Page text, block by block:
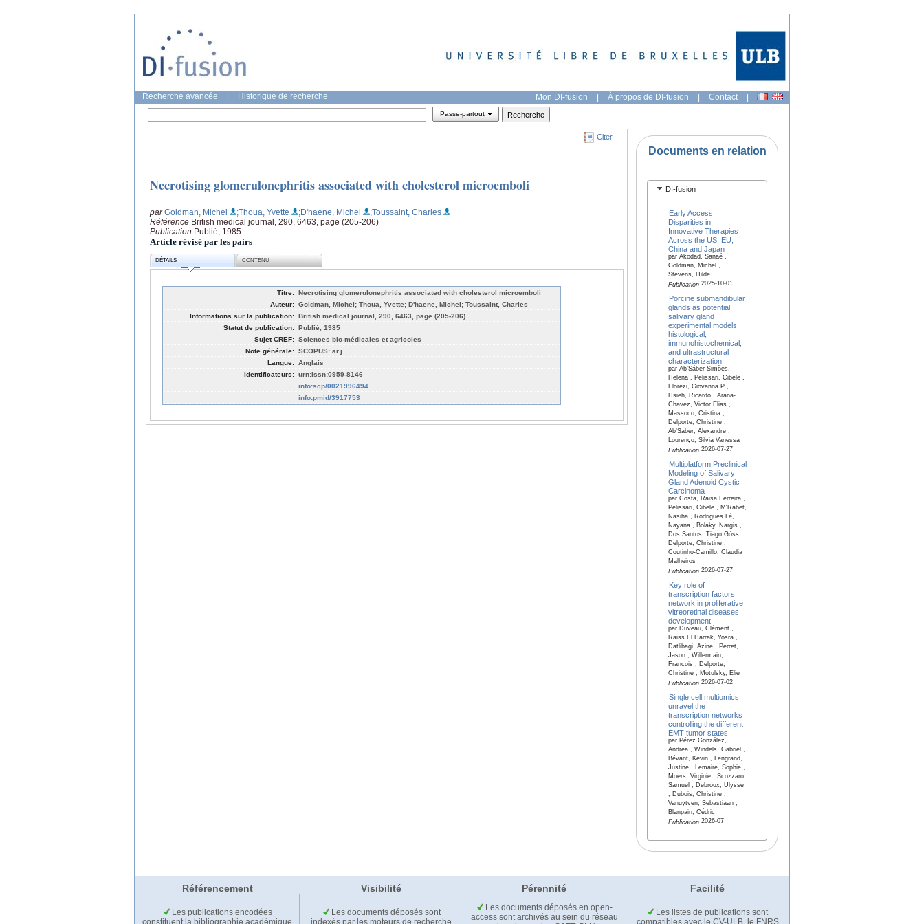
Recherche avancée Historique de recherche Mon DI-fusion | À propos de DI-fusion | Contact |
Passe-partout
Citer
Necrotising glomerulonephritis associated with cholesterol microemboli
parGoldman, Michel ;Thoua, Yvette ;D'haene, Michel
;Toussaint, Charles
Référence British medical journal, 290, 6463, page (205-206)
Publication Publié, 1985
Article révisé par les pairs
DÉTAILS CONTENU
Titre: Necrotising glomerulonephritis associated with cholesterol microemboli
Auteur: Goldman, Michel; Thoua, Yvette; D'haene, Michel; Toussaint, Charles
Informations sur la publication: British medical journal, 290, 6463, page (205-206)
Statut de publication: Publié, 1985
Sujet CREF: Sciences bio-médicales et agricoles
Note générale: SCOPUS: ar.j
Langue: Anglais
Identificateurs: urn:issn:0959-8146
info:scp/0021996494
info:pmid/3917753
Documents en relation
DI-fusion
Early Access
Disparities in
Innovative Therapies
Across the US, EU,
China and Japan
par Akodad, Sanaé ,
Goldman, Michel ,
Stevens, Hilde
Publication2025-10-01
Porcine submandibular
glands as potential
salivary gland
experimental models:
histological,
immunohistochemical,
and ultrastructural
characterization
par Ab’Sáber Simões,
Helena , Pelissari, Cibele ,
Florezi, Giovanna P ,
Hsieh, Ricardo , Arana-
Chavez, Victor Elias ,
Massoco, Cristina ,
Delporte, Christine ,
Ab’Saber, Alexandre ,
Lourenço, Silvia Vanessa
Publication2026-07-27
Multiplatform Preclinical
Modeling of Salivary
Gland Adenoid Cystic
Carcinoma
par Costa, Raisa Ferreira ,
Pelissari, Cibele , M'Rabet,
Nasiha , Rodrigues Lé,
Nayana , Bolaky, Nargis ,
Dos Santos, Tiago Góss ,
Delporte, Christine ,
Coutinho-Camillo, Cláudia
Malheiros
Publication2026-07-27
Key role of
transcription factors
network in proliferative
vitreoretinal diseases
development
par Duveau, Clément ,
Raiss El Harrak, Yosra ,
Datlibagi, Azine , Perret,
Jason , Willermain,
Francois , Delporte,
Christine , Motulsky, Elie
Publication2026-07-02
Single cell multiomics
unravel the
transcription networks
controlling the different
EMT tumor states.
par Pérez González,
Andrea , Windels, Gabriel ,
Bévant, Kevin , Lengrand,
Justine , Lemaire, Sophie ,
Moers, Virginie , Scozzaro,
Samuel , Debroux, Ulysse
, Dubois, Christine ,
Vanuytven, Sebastiaan ,
Blanpain, Cédric
Publication2026-07
Référencement Visibilité Pérennité Facilité
Les publications encodées
Les documents déposés sont
Les documents déposés en open-
access sont archivés au sein du réseau
Les listes de publications sont